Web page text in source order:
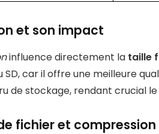
et son impact
influence directement la taille
SD, car il offre une meilleure
de stockage, rendant crucial
fichier et compression